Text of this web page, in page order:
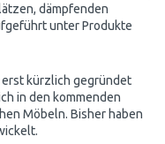
dämpfenden
unter Produkte
erst kürzlich gegründet
in den kommenden
Möbeln. Bisher haben